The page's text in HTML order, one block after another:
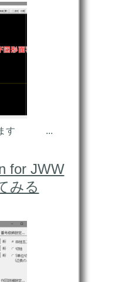
します ...
for JWW
みる